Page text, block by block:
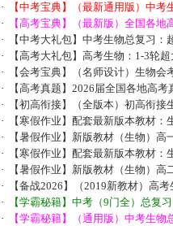
·
【中考宝典】（最新通用版）中考
·
【高考宝典】（最新版）全国各地
·
【中考大礼包】中考生物总复习：
·
【高考大礼包】高考生物：1-3轮
·
【会考宝典】（名师设计）生物会
·
【高考真题】2026届全国各地高考
·
【初高衔接】（全版本）初高衔接
·
【寒假作业】配套最新版本教材：
·
【暑假作业】新版教材（生物）高
·
【寒假作业】配套最新版本教材：
·
【暑假作业】新版教材（生物）高
·
【备战2026】（2019新教材）高
·
【学霸秘籍】中考（9门全）总复
·
【学霸秘籍】（通用版）中考生物